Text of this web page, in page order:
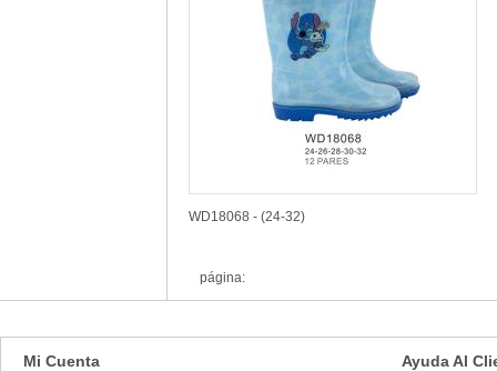
WD18068 - (24-32)
página:
Mi Cuenta
Ayuda Al